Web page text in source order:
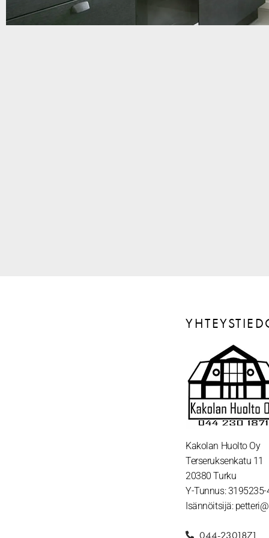
Kakolan Huolto Oy
Terseruksenkatu 11
20380 Turku
Y-Tunnus: 3195235-
Isännöitsijä:
044-2301871